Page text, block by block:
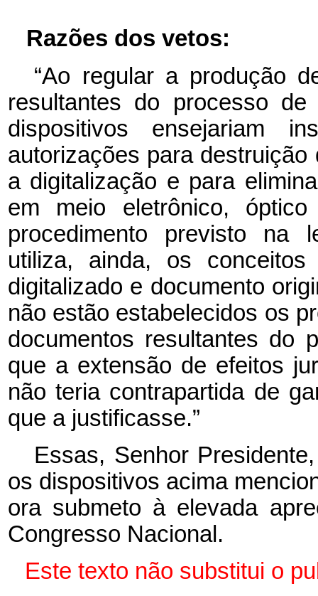
Razões dos vetos:
“Ao regular a produção
resultantes do processo
dispositivos ensejariam
autorizações para
a digitalização e para
em meio eletrônico,
procedimento previsto na
utiliza, ainda, os
digitalizado e documento
não estão estabelecidos os
documentos resultantes do
que a extensão de efeitos
não teria contrapartida de
que a justificasse.”
Essas, Senhor
os dispositivos acima
ora submeto à elevada
Congresso Nacional.
Este texto não substitui o